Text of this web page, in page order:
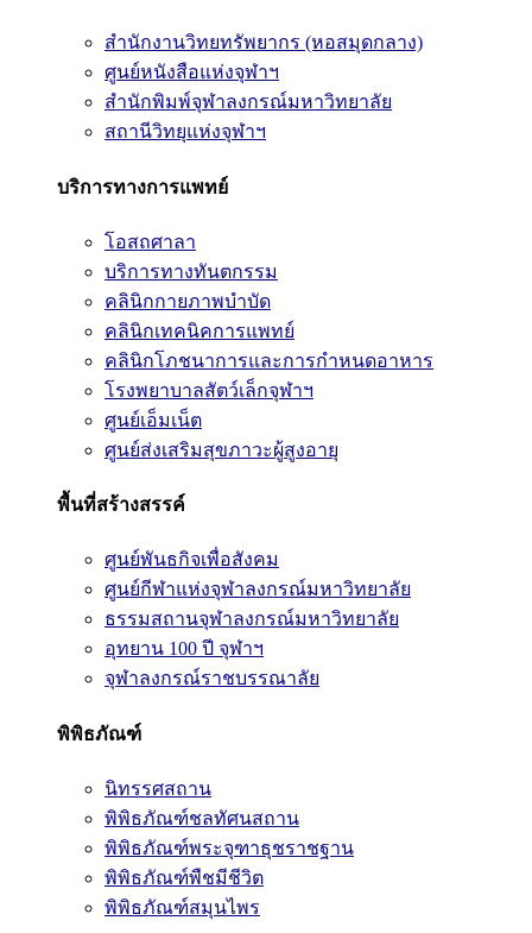
สำนักงานวิทยทรัพยากร (หอสมุดกลาง)
ศูนย์หนังสือแห่งจุฬาฯ
สำนักพิมพ์จุฬาลงกรณ์มหาวิทยาลัย
สถานีวิทยุแห่งจุฬาฯ
บริการทางการแพทย์
โอสถศาลา
บริการทางทันตกรรม
คลินิกกายภาพบำบัด
คลินิกเทคนิคการแพทย์
คลินิกโภชนาการและการกำหนดอาหาร
โรงพยาบาลสัตว์เล็กจุฬาฯ
ศูนย์เอ็มเน็ต
ศูนย์ส่งเสริมสุขภาวะผู้สูงอายุ
พื้นที่สร้างสรรค์
ศูนย์พันธกิจเพื่อสังคม
ศูนย์กีฬาแห่งจุฬาลงกรณ์มหาวิทยาลัย
ธรรมสถานจุฬาลงกรณ์มหาวิทยาลัย
อุทยาน 100 ปี จุฬาฯ
จุฬาลงกรณ์ราชบรรณาลัย
พิพิธภัณฑ์
นิทรรศสถาน
พิพิธภัณฑ์ชลทัศนสถาน
พิพิธภัณฑ์พระจุฑาธุชราชฐาน
พิพิธภัณฑ์พืชมีชีวิต
พิพิธภัณฑ์สมุนไพร